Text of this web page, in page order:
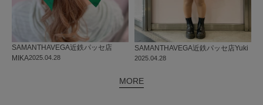
2025.04.28
SAMANTHAVEGA近鉄パッセ店
MIKA
2025.04.28
SAMANTHAVEGA近鉄パッセ店Yuki
MORE